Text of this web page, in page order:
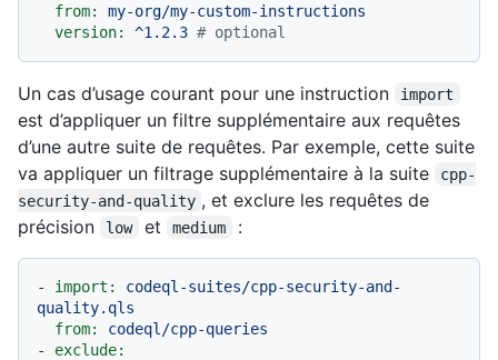
from:
my-org/my-custom-instructions
version:
^1.2.3 # optional
Un cas d’usage courant pour une instruction import
est d’appliquer un filtre supplémentaire aux requêtes
d’une autre suite de requêtes. Par exemple, cette suite
va appliquer un filtrage supplémentaire à la suite
cpp-
security-and-quality , et exclure les requêtes de
précision
low et medium :
- import:
codeql-suites/cpp-security-and-
quality.qls
from:
codeql/cpp-queries
-
exclude: